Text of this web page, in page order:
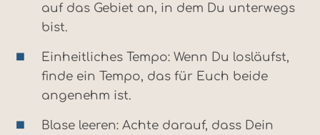
auf das Gebiet an, in dem Du unterwegs
bist.
Einheitliches Tempo: Wenn Du losläufst,
finde ein Tempo, das für Euch beide
angenehm ist.
Blase leeren: Achte darauf, dass Dein